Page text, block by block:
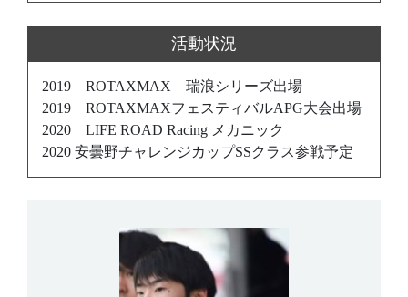
活動状況
2019 ROTAXMAX 瑞浪シリーズ出場
2019 ROTAXMAXフェスティバルAPG大会出場
2020 LIFE ROAD Racing メカニック
2020 安曇野チャレンジカップSSクラス参戦予定